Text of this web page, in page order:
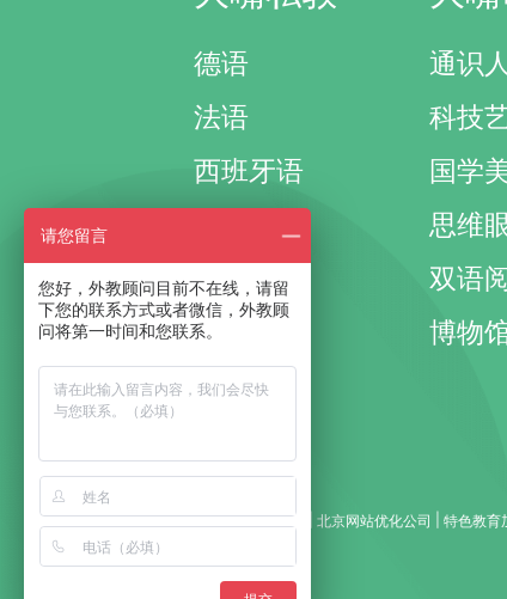
德语
法语
西班牙语
国际考试
国际课程
成人口语
通识
科技
国学
思维
双语
博物
友情链接： 家教网|全自动天地盒机 北京网站优化公司 特色教育
请您留言
您好，外教顾问目前不在线，请留
下您的联系方式或者微信，外教顾
问将第一时间和您联系。